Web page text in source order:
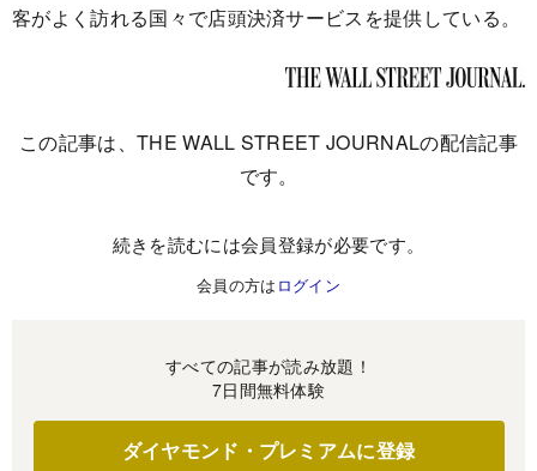
客がよく訪れる国々で店頭決済サービスを提供している。
この記事は、THE WALL STREET JOURNALの配信記事
です。
続きを読むには会員登録が必要です。
会員の方は ログイン
すべての記事が読み放題！
7日間無料体験
ダイヤモンド・プレミアムに登録